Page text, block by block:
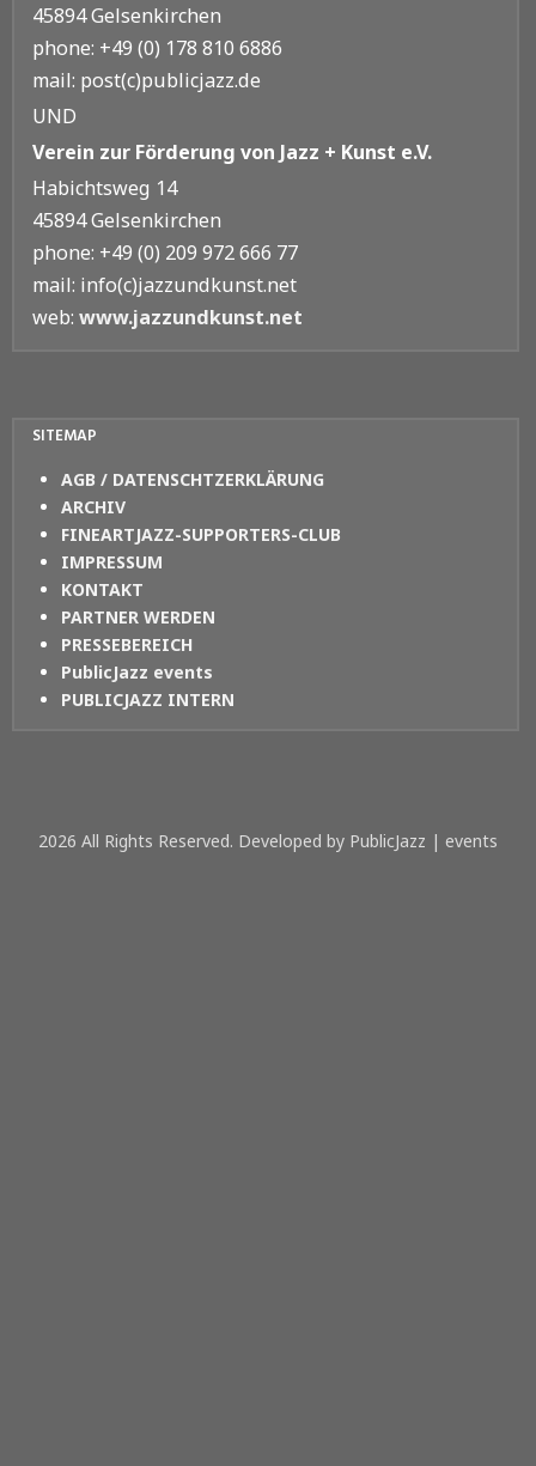
45894 Gelsenkirchen
phone: +49 (0) 178 810 6886
mail: post(c)publicjazz.de
UND
Verein zur Förderung von Jazz + Kunst e.V.
Habichtsweg 14
45894 Gelsenkirchen
phone: +49 (0) 209 972 666 77
mail: info(c)jazzundkunst.net
web: www.jazzundkunst.net
SITEMAP
AGB / DATENSCHTZERKLÄRUNG
ARCHIV
FINEARTJAZZ-SUPPORTERS-CLUB
IMPRESSUM
KONTAKT
PARTNER WERDEN
PRESSEBEREICH
PublicJazz events
PUBLICJAZZ INTERN
2026 All Rights Reserved. Developed by PublicJazz | events